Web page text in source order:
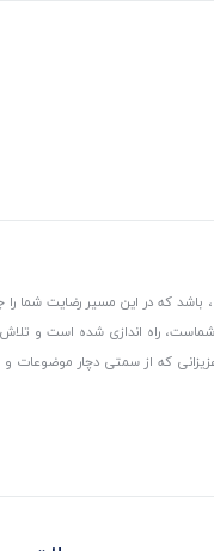
باشد که در این مسیر رضایت شما
راه اندازی شده است و
که از سمتی دچار موضوعات